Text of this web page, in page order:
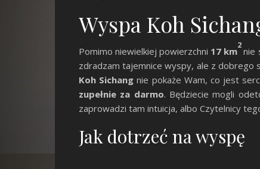
Wyspa Koh
Pomimo niewielkiej powierzchni 17 km
2
nie
zdradzam tajemnice wyspy, ale z dobrego
Koh Sichang nie pokaże Wam, co jest
zupełnie za darmo. Będziecie mogli
zaprowadzi tam intuicja, albo Czytelnicy
Jak dotrzeć na wyspę